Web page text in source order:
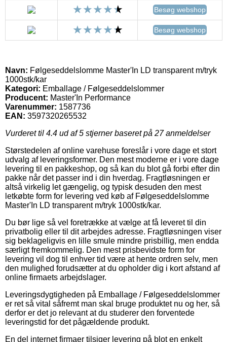
Besøg webshop
Besøg webshop
Navn: Følgeseddelslomme Master'In LD transparent m/tryk
1000stk/kar
Kategori: Emballage / Følgeseddelslommer
Producent: Master'In Performance
Varenummer: 1587736
EAN: 3597320265532
Vurderet til 4.4 ud af 5 stjerner baseret på 27anmeldelser
Størstedelen af online varehuse foreslår i vore dage et stort
udvalg af leveringsformer. Den mest moderne er i vore dage
levering til en pakkeshop, og så kan du blot gå forbi efter din
pakke når det passer ind i din hverdag. Fragtløsningen er
altså virkelig let gængelig, og typisk desuden den mest
letkøbte form for levering ved køb af Følgeseddelslomme
Master'In LD transparent m/tryk 1000stk/kar.
Du bør lige så vel foretrække at vælge at få leveret til din
privatbolig eller til dit arbejdes adresse. Fragtløsningen viser
sig beklageligvis en lille smule mindre prisbillig, men endda
særligt fremkommelig. Den mest prisbevidste form for
levering vil dog til enhver tid være at hente ordren selv, men
den mulighed forudsætter at du opholder dig i kort afstand af
online firmaets arbejdslager.
Leveringsdygtigheden på Emballage / Følgeseddelslommer
er ret så vital såfremt man skal bruge produktet nu og her, så
derfor er det jo relevant at du studerer den forventede
leveringstid for det pågældende produkt.
En del internet firmaer tilsiger levering på blot en enkelt